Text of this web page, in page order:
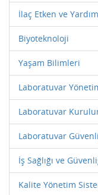
İlaç Etken ve
Biyoteknoloji
Yaşam Bilimleri
Laboratuvar
Laboratuvar
Laboratuvar
İş Sağlığı ve
Kalite Yönetim